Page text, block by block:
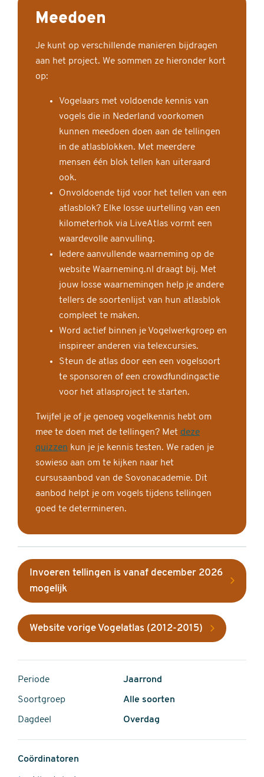
Meedoen
Je kunt op verschillende manieren bijdragen
aan het project. We sommen ze hieronder kort
op:
Vogelaars met voldoende kennis van
vogels die in Nederland voorkomen
kunnen meedoen doen aan de tellingen
in de atlasblokken. Met meerdere
mensen één blok tellen kan uiteraard
ook.
Onvoldoende tijd voor het tellen van een
atlasblok? Elke losse uurtelling van een
kilometerhok via LiveAtlas vormt een
waardevolle aanvulling.
Iedere aanvullende waarneming op de
website Waarneming.nl draagt bij. Met
jouw losse waarnemingen help je andere
tellers de soortenlijst van hun atlasblok
compleet te maken.
Word actief binnen je Vogelwerkgroep en
inspireer anderen via telexcursies.
Steun de atlas door een een vogelsoort
te sponsoren of een crowdfundingactie
voor het atlasproject te starten.
Twijfel je of je genoeg vogelkennis hebt om
mee te doen met de tellingen? Met deze
quizzen kun je je kennis testen. We raden je
sowieso aan om te kijken naar het
cursusaanbod van de Sovonacademie. Dit
aanbod helpt je om vogels tijdens tellingen
goed te determineren.
Invoeren tellingen is vanaf december 2026
mogelijk
Website vorige Vogelatlas (2012-2015)
Periode Jaarrond
Soortgroep Alle soorten
Dagdeel Overdag
Coördinatoren